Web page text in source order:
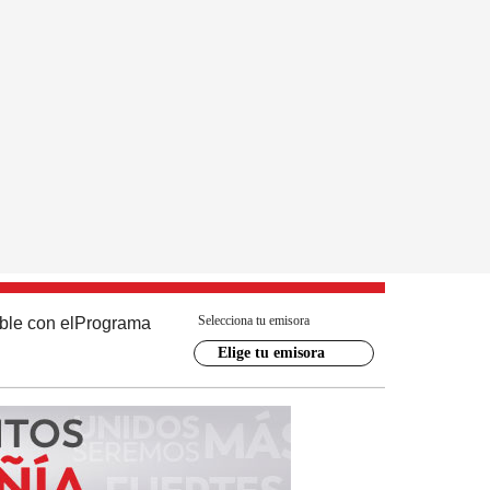
con el Programa Selecciona tu emisora
Elige tu emisora